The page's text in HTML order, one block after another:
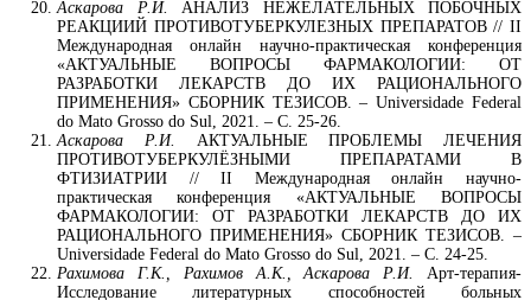
Аскарова Р.И. АНАЛИЗ НЕЖЕЛАТЕЛЬНЫХ ПОБОЧНЫХ
РЕАКЦИИЙ ПРОТИВОТУБЕРКУЛЕЗНЫХ ПРЕПАРАТОВ // II
Международная онлайн научно-практическая конференция
«АКТУАЛЬНЫЕ ВОПРОСЫ ФАРМАКОЛОГИИ: ОТ
РАЗРАБОТКИ ЛЕКАРСТВ ДО ИХ РАЦИОНАЛЬНОГО
ПРИМЕНЕНИЯ» СБОРНИК ТЕЗИСОВ. – Universidade Federal
do Mato Grosso do Sul, 2021. – С. 25-26.
Аскарова Р.И.
АКТУАЛЬНЫЕ ПРОБЛЕМЫ ЛЕЧЕНИЯ
ПРОТИВОТУБЕРКУЛЁЗНЫМИ ПРЕПАРАТАМИ В
ФТИЗИАТРИИ // II Международная онлайн научно-
практическая конференция «АКТУАЛЬНЫЕ ВОПРОСЫ
ФАРМАКОЛОГИИ: ОТ РАЗРАБОТКИ ЛЕКАРСТВ ДО ИХ
РАЦИОНАЛЬНОГО ПРИМЕНЕНИЯ» СБОРНИК ТЕЗИСОВ. –
Universidade Federal do Mato Grosso do Sul, 2021. – С. 24-25.
Рахимова Г.К., Рахимов А.К., Аскарова Р.И. Арт-терапия-
Исследование литературных способностей больных